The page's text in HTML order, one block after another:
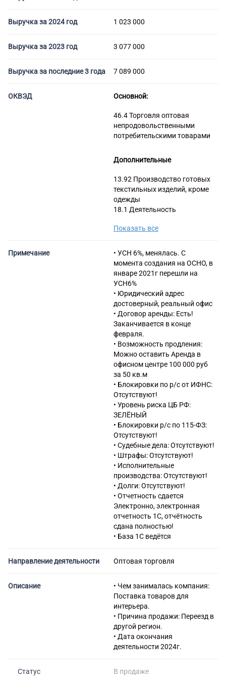
Страховые компании
Выручка за 2024 год 1 023 000
Выручка за 2023 год 3 077 000
Выручка за последние 3 года 7 089 000
ОКВЭД Основной:
46.4 Торговля оптовая
непродовольственными
потребительскими товарами
Дополнительные
13.92 Производство готовых
текстильных изделий, кроме
одежды
18.1 Деятельность
предоставление услуг в этой
41.2 Строительство жилых и
нежилых зданий
43.2 Производство
электромонтажных,
санитарно-технических и
прочих строительно-
монтажных работ
43.3 Работы строительные
отделочные
45.2 Техническое
обслуживание и ремонт
автотранспортных средств
46.1 Торговля оптовая за
вознаграждение или на
договорной основе
46.34 Торговля оптовая
напитками
47.25 Торговля розничная
напитками в
специализированных
магазинах
47.51 Торговля розничная
текстильными изделиями в
специализированных
магазинах
52.29 Деятельность
вспомогательная прочая,
связанная с перевозками
56.10 Деятельность
56.10.1 Деятельность
ресторанным обслуживанием,
кафетериев, ресторанов
быстрого питания и
самообслуживания
56.10.3 Деятельность
ресторанов и баров по
обеспечению питанием в
56.3 Подача напитков
Показать все
Примечание
• УСН 6%, менялась. С
момента создания на ОСНО, в
январе 2021г перешли на
УСН6%
• Юридический адрес
достоверный, реальный офис
• Договор аренды: Есть!
Заканчивается в конце
февраля.
• Возможность продления:
Можно оставить Аренда в
офисном центре 100 000 руб
за 50 кв.м
• Блокировки по р/с от ИФНС:
Отсутствуют!
• Уровень риска ЦБ РФ:
ЗЕЛЁНЫЙ
• Блокировки р/с по 115-ФЗ:
Отсутствуют!
• Судебные дела: Отсутствуют!
• Штрафы: Отсутствуют!
• Исполнительные
производства: Отсутствуют!
• Долги: Отсутствуют!
• Отчетность сдается
Электронно, электронная
отчетность 1С, отчётность
сдана полностью!
• База 1С ведётся
Направление деятельности Оптовая торговля
Описание
• Чем занималась компания:
Поставка товаров для
интерьера.
• Причина продажи: Переезд в
другой регион.
• Дата окончания
деятельности 2024г.
Статус В продаже